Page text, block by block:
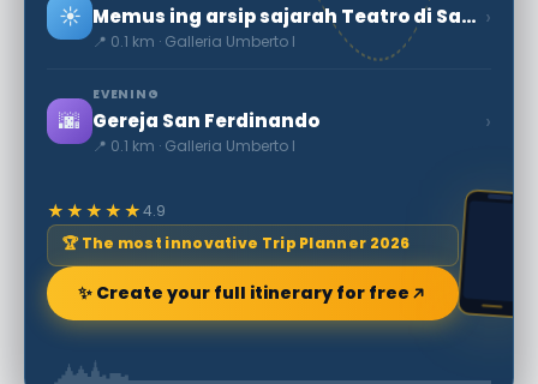
☀️ Memus ing arsip sajarah Teatro di San Carlo
📍 0.1 km · Galleria Umberto I
›
🌆
EVENING
Gereja San Ferdinando
📍 0.1 km · Galleria Umberto I
›
★★★★★4.9
🏆 The most innovative Trip Planner 2026
✨ Create your full itinerary for free